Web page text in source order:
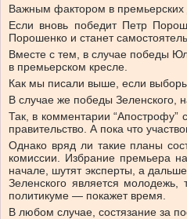
Важным фактором в премьерских
Если вновь победит Петр
Порошенко и станет
Вместе с тем, в случае победы
в премьерском кресле.
Как мы писали выше, если
В случае же победы Зеленского,
Так, в комментарии “Апострофу”
правительство. А пока что
Однако вряд ли такие планы
комиссии. Избрание премьера
начале, шутят эксперты, а
Зеленского является
политикуме — покажет время.
В любом случае, состязание за